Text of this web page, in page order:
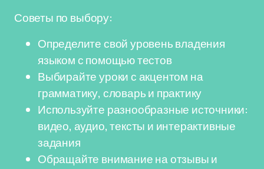
Советы по выбору:
Определите свой уровень владения
языком с помощью тестов
Выбирайте уроки с акцентом на
грамматику, словарь и практику
Используйте разнообразные источники:
видео, аудио, тексты и интерактивные
задания
Обращайте внимание на отзывы и